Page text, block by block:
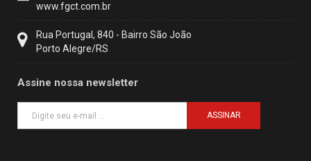
www.fgct.com.br
Rua Portugal, 840 - Bairro São João
Porto Alegre/RS
Assine nossa newsletter
ASSINAR